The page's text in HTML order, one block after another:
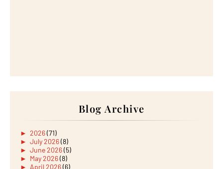
Blog Archive
► 2026(71)
► July 2026(8)
► June 2026(5)
► May 2026(8)
► April 2026(6)